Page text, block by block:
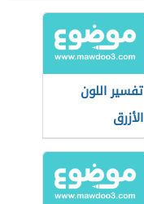
تفسير اللون
الأزرق